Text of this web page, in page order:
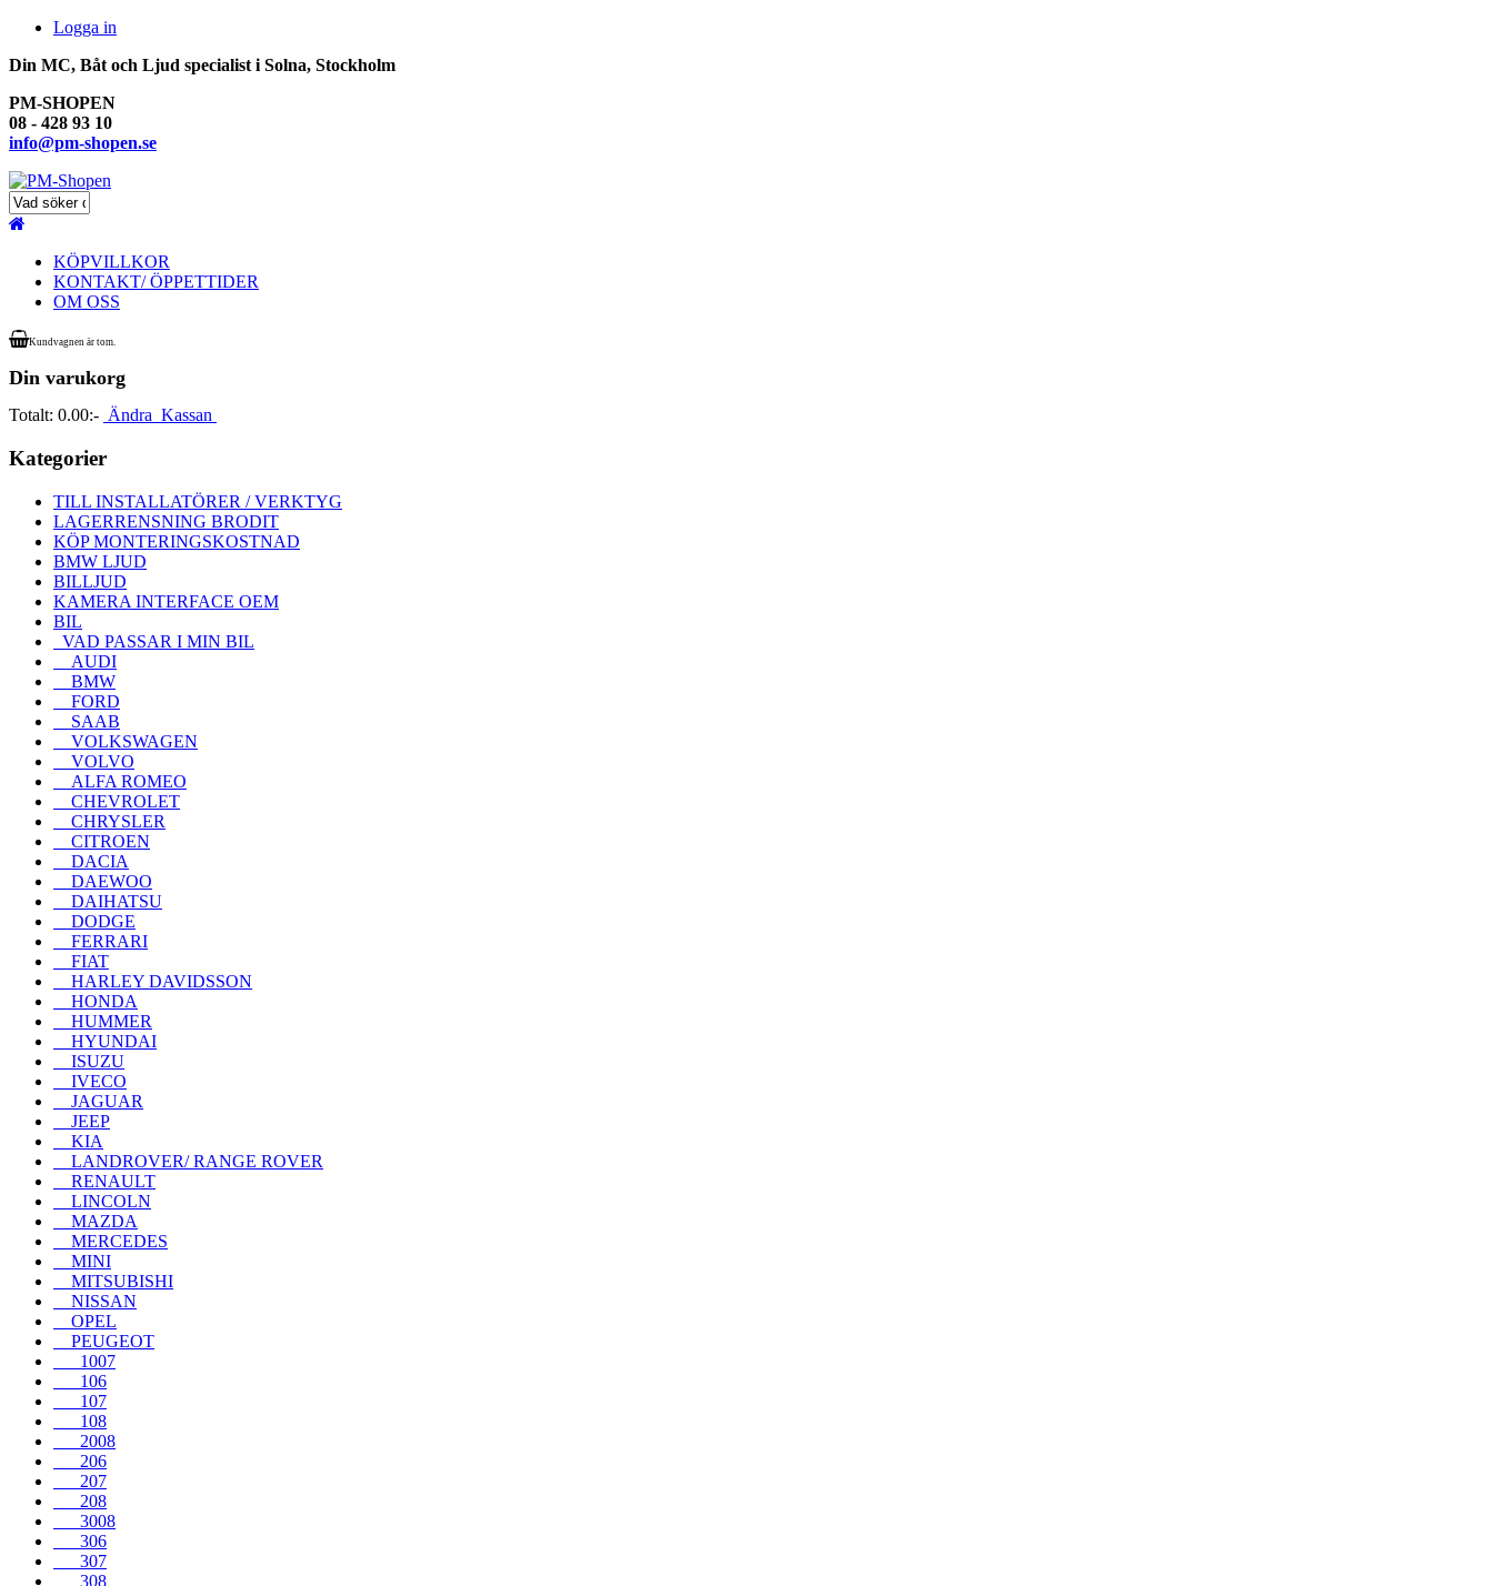
Logga in
Din MC, Båt och Ljud specialist i Solna, Stockholm
PM-SHOPEN
08 - 428 93 10
info@pm-shopen.se
KÖPVILLKOR
KONTAKT/ ÖPPETTIDER
OM OSS
Kundvagnen är tom.
Din varukorg
Totalt: 0.00:- Ändra Kassan
Kategorier
TILL INSTALLATÖRER / VERKTYG
LAGERRENSNING BRODIT
KÖP MONTERINGSKOSTNAD
BMW LJUD
BILLJUD
KAMERA INTERFACE OEM
BIL
VAD PASSAR I MIN BIL
AUDI
BMW
FORD
SAAB
VOLKSWAGEN
VOLVO
ALFA ROMEO
CHEVROLET
CHRYSLER
CITROEN
DACIA
DAEWOO
DAIHATSU
DODGE
FERRARI
FIAT
HARLEY DAVIDSSON
HONDA
HUMMER
HYUNDAI
ISUZU
IVECO
JAGUAR
JEEP
KIA
LANDROVER/ RANGE ROVER
RENAULT
LINCOLN
MAZDA
MERCEDES
MINI
MITSUBISHI
NISSAN
OPEL
PEUGEOT
1007
106
107
108
2008
206
207
208
3008
306
307
308